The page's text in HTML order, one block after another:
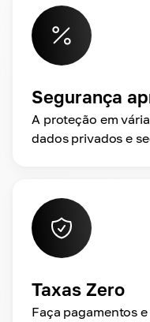
Segurança
A proteção em
dados privados e
Taxas Zero
Faça pagamentos